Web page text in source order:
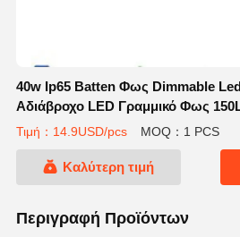
40w Ip65 Batten Φως Dimmable
Αδιάβροχο LED Γραμμικό Φως
Τιμή：14.9USD/pcs MOQ：1 PCS
Καλύτερη τιμή
Περιγραφή Προϊόντων